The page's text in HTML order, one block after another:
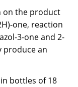
on the product
one, reaction
3-one and 2-
produce an
bottles of 18